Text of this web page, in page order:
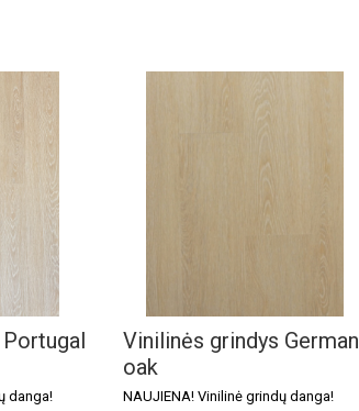
danga!
Vinilinės grindys German
oak
NAUJIENA! Vinilinė grindų danga!